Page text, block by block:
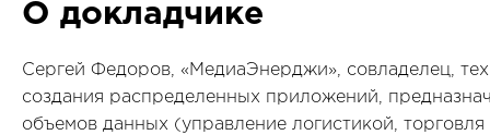
О докладчике
Сергей Федоров, «МедиаЭнерджи», совладелец,
создания распределенных приложений,
объемов данных (управление логистикой,